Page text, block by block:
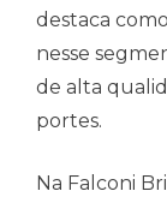
destaca
nesse
de alta
portes.
Na Falconi